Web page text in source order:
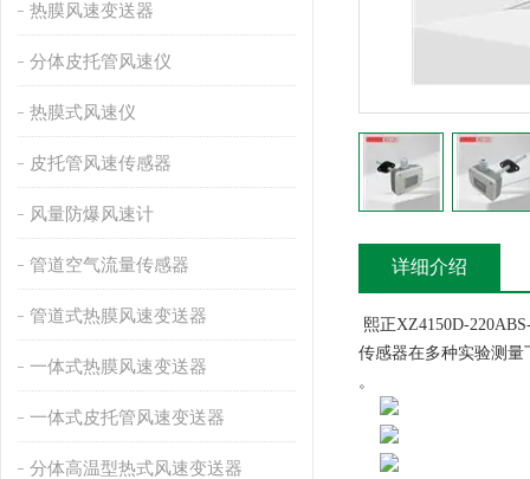
热膜风速变送器
分体皮托管风速仪
热膜式风速仪
皮托管风速传感器
风量防爆风速计
管道空气流量传感器
管道式热膜风速变送器
一体式热膜风速变送器
一体式皮托管风速变送器
分体高温型热式风速变送器
详细介绍
熙正XZ4150D-
传感器在多种实验测
。